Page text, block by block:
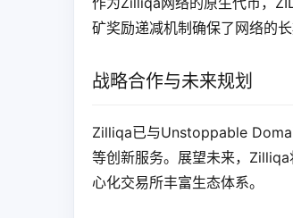
矿奖励递减机制确保了网络的
战略合作与未来规划
Zilliqa已与Unstoppable
等创新服务。展望未来，
心化交易所丰富生态体系。